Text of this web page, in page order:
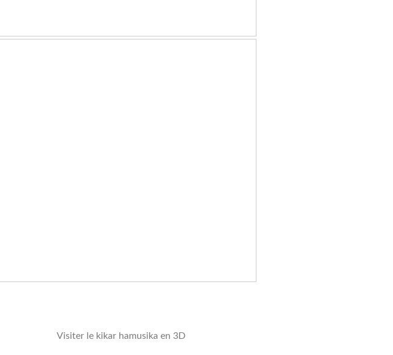
Visiter le kikar hamusika en 3D